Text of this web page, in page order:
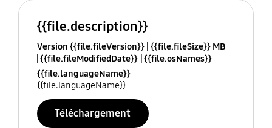
{{file.description}}
Version {{file.fileVersion}} {{file.fileSize}} MB
{{file.fileModifiedDate}} {{file.osNames}}
{{file.languageName}}
{{file.languageName}}
Téléchargement